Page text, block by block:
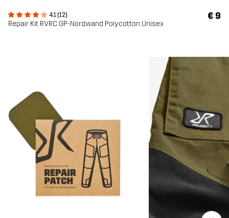
4.1 (12)
Repair Kit RVRC GP-Nordwand Polycotton Unisex
€ 9